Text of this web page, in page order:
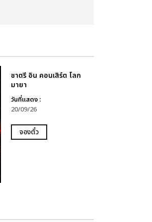
ชาตรี อิน คอนเสิร์ต โลก
มายา
วันที่แสดง :
20/09/26
จองตั๋ว